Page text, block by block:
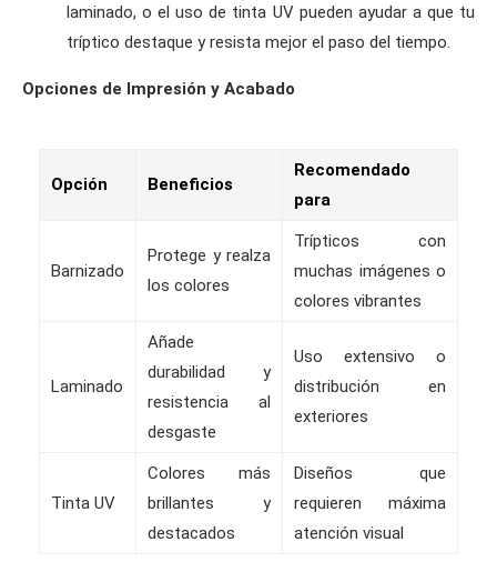
laminado, o el uso de tinta UV pueden ayudar a que tu
tríptico destaque y resista mejor el paso del tiempo.
Opciones de Impresión y Acabado
Opción Beneficios
Recomendado
para
Barnizado
Protege y realza
los colores
Trípticos con
muchas imágenes o
colores vibrantes
Laminado
Añade
durabilidad y
resistencia al
desgaste
Uso extensivo o
distribución en
exteriores
Tinta UV
Colores más
brillantes y
destacados
Diseños que
requieren máxima
atención visual